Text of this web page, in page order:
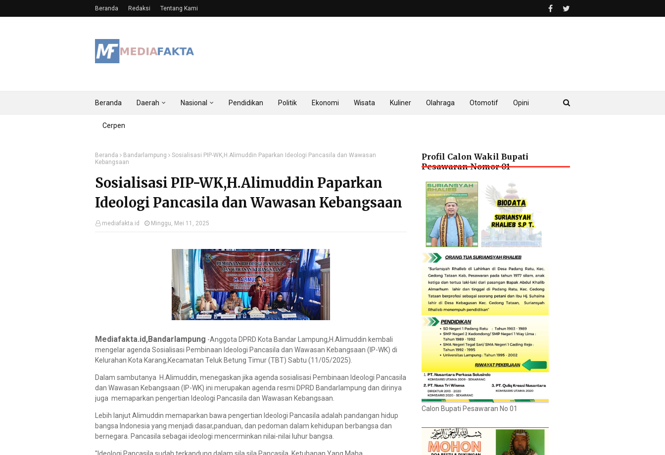
Beranda Redaksi Tentang Kami
Beranda Daerah Nasional Pendidikan Politik Ekonomi Wisata Kuliner Olahraga Otomotif Opini
Cerpen
Beranda Bandarlampung
Sosialisasi PIP-WK,H.Alimuddin Paparkan Ideologi Pancasila dan Wawasan
Kebangsaan
Sosialisasi PIP-WK,H.Alimuddin Paparkan
Ideologi Pancasila dan Wawasan Kebangsaan
mediafakta.id Minggu, Mei 11, 2025
Mediafakta.id,Bandarlampung -Anggota DPRD Kota Bandar Lampung,H.Alimuddin kembali
mengelar agenda Sosialisasi Pembinaan Ideologi Pancasila dan Wawasan Kebangsaan (IP-WK) di
Kelurahan Kota Karang,Kecamatan Teluk Betung Timur (TBT) Sabtu (11/05/2025).
Dalam sambutanya H.Alimuddin, menegaskan jika agenda sosialisasi Pembinaan Ideologi Pancasila
dan Wawasan Kebangsaan (IP-WK) ini merupakan agenda resmi DPRD Bandarlampung dan dirinya
juga memaparkan pengertian Ideologi Pancasila dan Wawasan Kebangsaan.
Lebih lanjut Alimuddin memaparkan bawa pengertian Ideologi Pancasila adalah pandangan hidup
bangsa Indonesia yang menjadi dasar,panduan, dan pedoman dalam kehidupan berbangsa dan
bernegara. Pancasila sebagai ideologi mencerminkan nilai-nilai luhur bangsa.
Profil Calon Wakil Bupati
Pesawaran Nomor 01
Calon Bupati Pesawaran No 01